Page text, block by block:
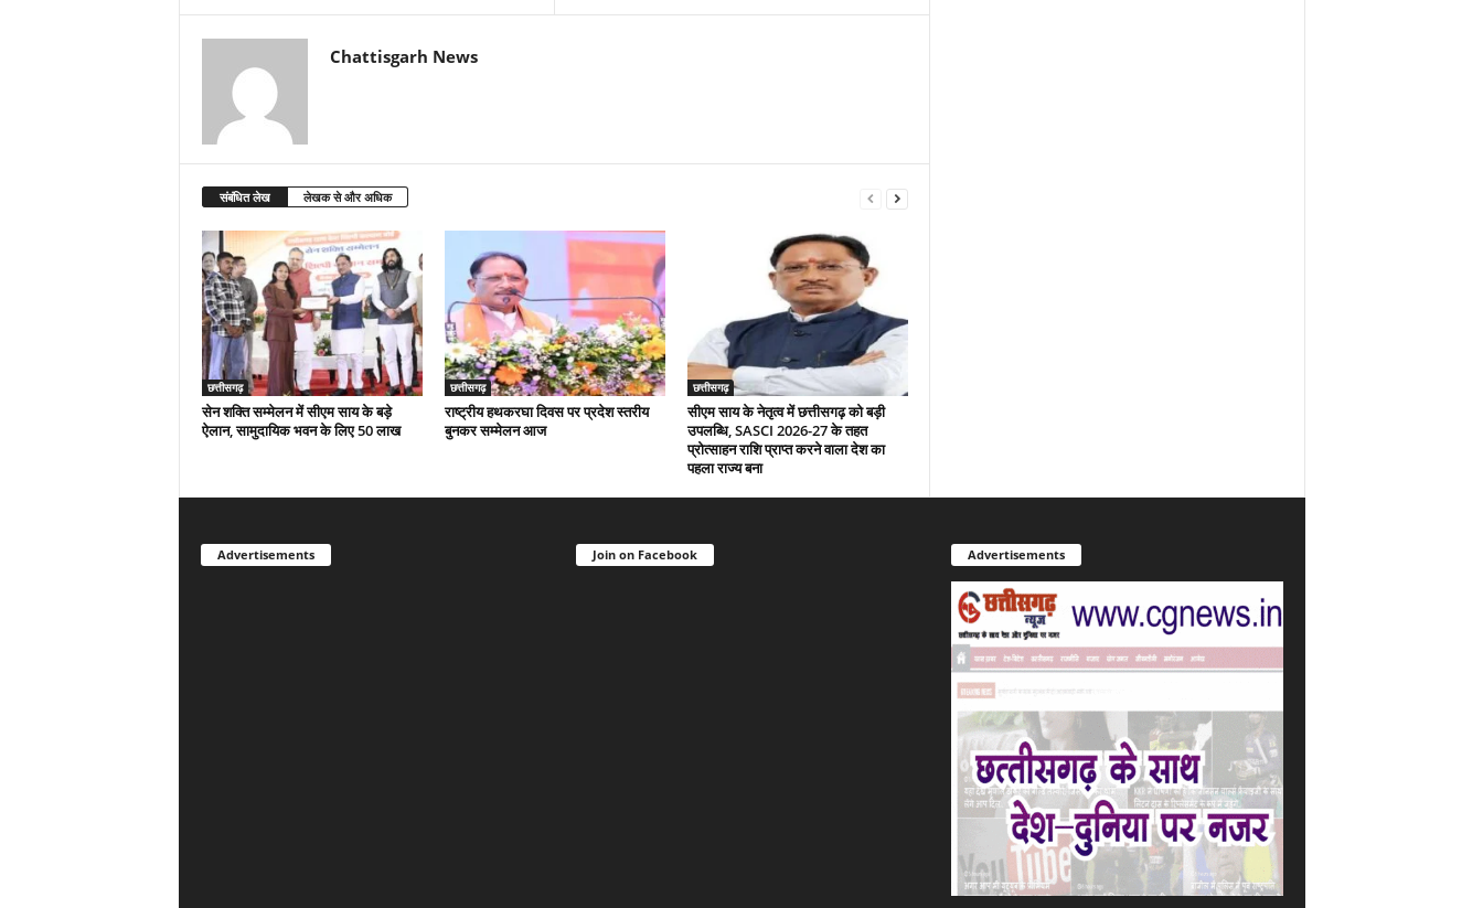
Chattisgarh News
संबंधित लेख लेखक से और अधिक
छत्तीसगढ़
सेन शक्ति सम्मेलन में सीएम साय के बड़े
ऐलान, सामुदायिक भवन के लिए 50 लाख
छत्तीसगढ़
राष्ट्रीय हथकरघा दिवस पर प्रदेश स्तरीय
बुनकर सम्मेलन आज
छत्तीसगढ़
सीएम साय के नेतृत्व में छत्तीसगढ़ को बड़ी
उपलब्धि, SASCI 2026-27 के तहत
प्रोत्साहन राशि प्राप्त करने वाला देश का
पहला राज्य बना
Advertisements Join on Facebook Advertisements